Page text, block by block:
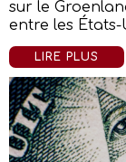
sur le
entre les
LIRE PLUS